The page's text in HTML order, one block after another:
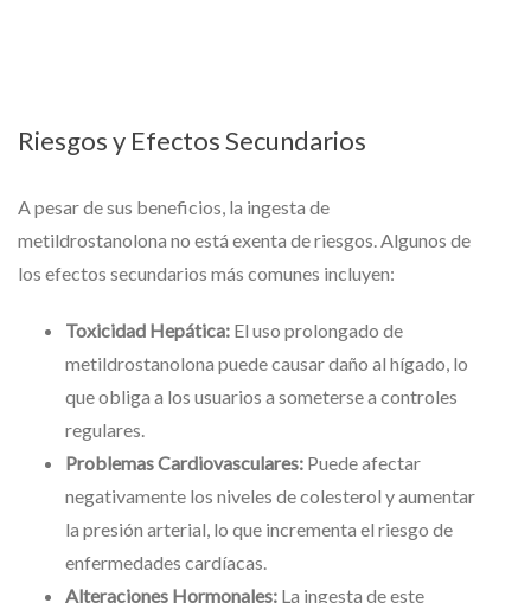
Riesgos y Efectos Secundarios
A pesar de sus beneficios, la ingesta de
metildrostanolona no está exenta de riesgos. Algunos de
los efectos secundarios más comunes incluyen:
Toxicidad Hepática: El uso prolongado de
metildrostanolona puede causar daño al hígado, lo
que obliga a los usuarios a someterse a controles
regulares.
Problemas Cardiovasculares: Puede afectar
negativamente los niveles de colesterol y aumentar
la presión arterial, lo que incrementa el riesgo de
enfermedades cardíacas.
Alteraciones Hormonales: La ingesta de este